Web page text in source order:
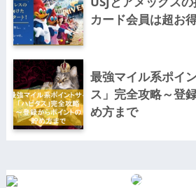
カード会員は超お得
最強マイル系ポイ
ス」完全攻略～登
め方まで